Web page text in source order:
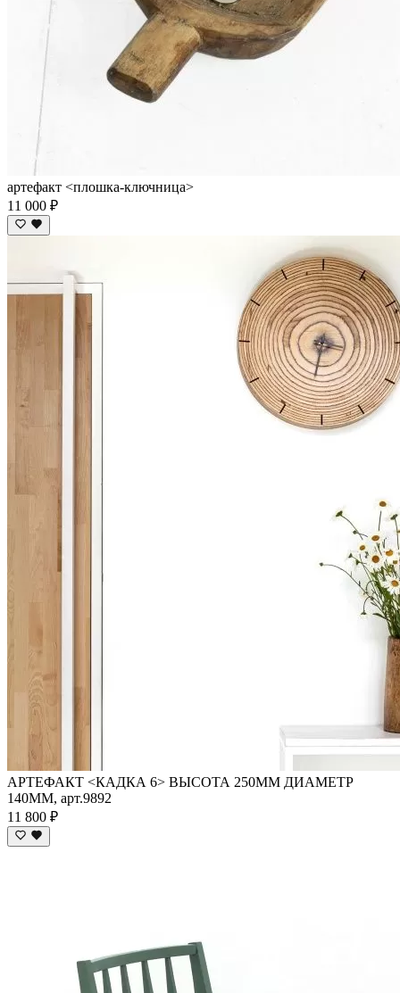
артефакт <плошка-ключница>
11 000 ₽
АРТЕФАКТ <КАДКА 6> ВЫСОТА 250ММ ДИАМЕТР
140ММ, арт.9892
11 800 ₽